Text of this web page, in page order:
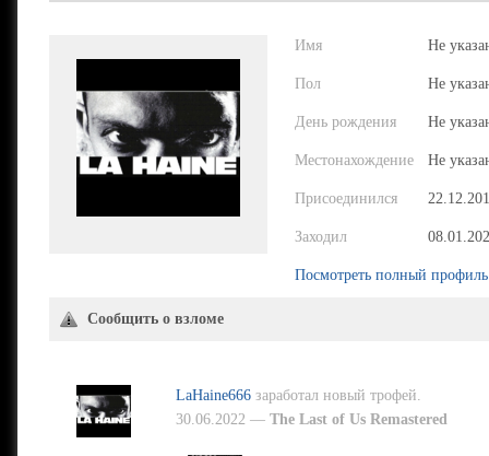
Имя Не
Пол Не
День рождения Не
Местонахождение Не
Присоединился
Заходил
Посмотреть полный профиль
Сообщить о взломе
LaHaine666 заработал новый трофей.
30.06.2022 —The Last of Us Remastered